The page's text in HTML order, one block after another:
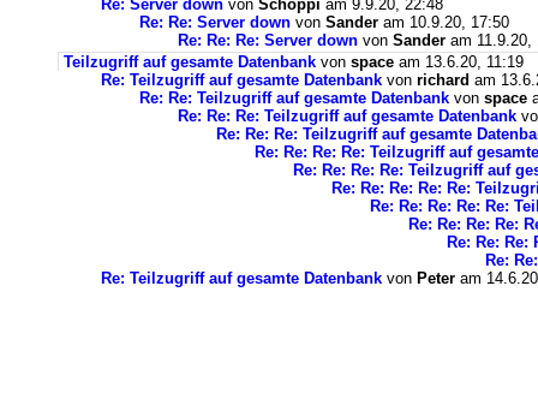
Re: Server down von Schoppi am 9.9.20, 22:48
Re: Re: Server down von Sander am 10.9.20, 17:50
Re: Re: Re: Server down von Sander am 11.9.20,
Teilzugriff auf gesamte Datenbank von space am 13.6.20, 11:19
Re: Teilzugriff auf gesamte Datenbank von richard am
Re: Re: Teilzugriff auf gesamte Datenbank von space
Re: Re: Re: Teilzugriff auf gesamte Datenbank
Re: Re: Re: Teilzugriff auf gesamte
Re: Re: Re: Re: Teilzugriff auf
Re: Re: Re: Re: Teilzugriff auf
Re: Re: Re: Re: Re:
Re: Re: Re: Re: Re:
Re: Re: Re: Re:
Re: Re: Re:
Re:
Re: Teilzugriff auf gesamte Datenbank von Peter am